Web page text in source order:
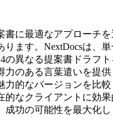
書に最適なアプローチ
ります。NextDocsは、
の異なる提案書ドラフト
力のある言葉遣いを提供
力的なバージョンを比
的なクライアントに効果
成功の可能性を最大化し